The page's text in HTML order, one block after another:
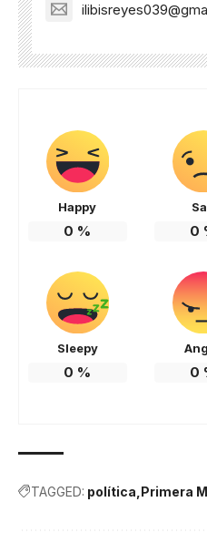
Happy
0 % 0
Sleepy
0 % 0
TAGGED: política Primera